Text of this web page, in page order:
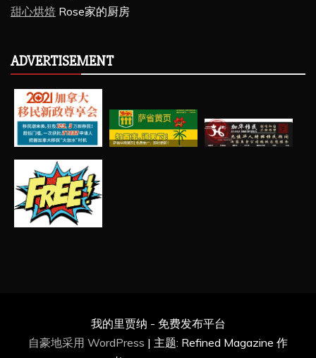
甜心烘焙 Rose家的厨房
ADVERTISEMENT
我的里贾纳 - 免费发布平台
自豪地采用 WordPress | 主题: Refined Magazine 作